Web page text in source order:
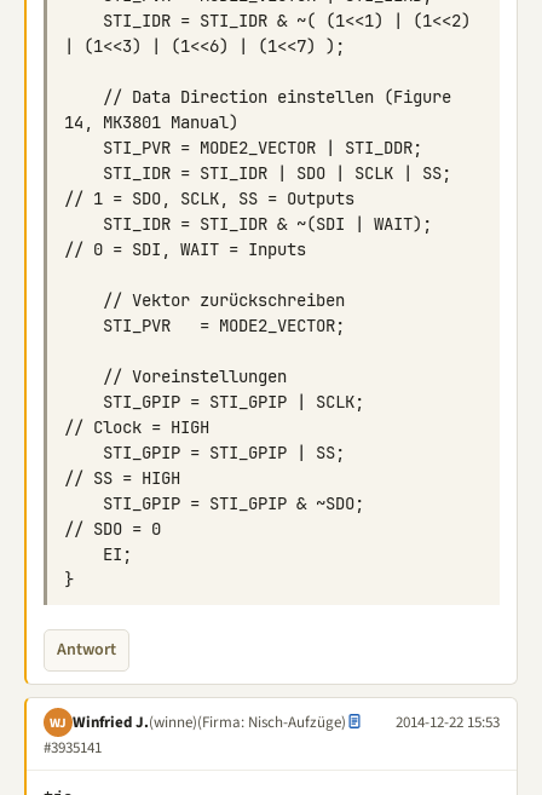
Antwort
WJ Winfried J.(winne)(Firma: Nisch-Aufzüge)
2014-12-22 15:53
#3935141